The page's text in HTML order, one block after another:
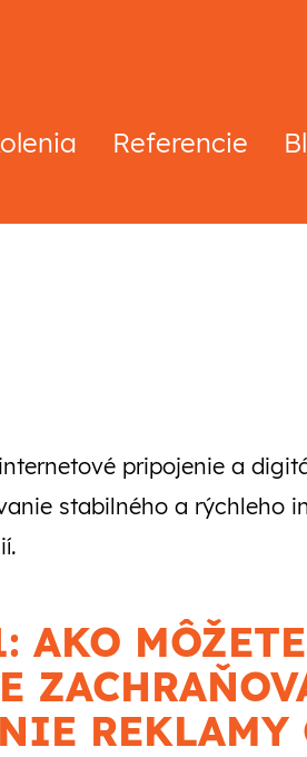
Referencie
pripojenie a
stabilného a rýchleho
AKO MÔŽETE
REKLAMY